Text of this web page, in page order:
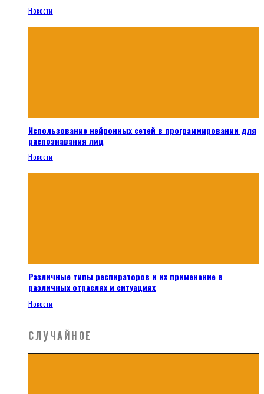
Новости
Использование нейронных сетей в программировании для
распознавания лиц
Новости
Различные типы респираторов и их применение в
различных отраслях и ситуациях
Новости
СЛУЧАЙНОЕ